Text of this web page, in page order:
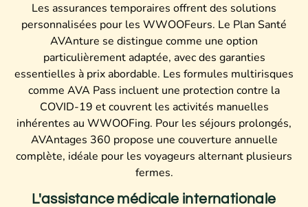
Les assurances temporaires offrent des solutions
personnalisées pour les WWOOFeurs. Le Plan Santé
AVAnture se distingue comme une option
particulièrement adaptée, avec des garanties
essentielles à prix abordable. Les formules multirisques
comme AVA Pass incluent une protection contre la
COVID-19 et couvrent les activités manuelles
inhérentes au WWOOFing. Pour les séjours prolongés,
AVAntages 360 propose une couverture annuelle
complète, idéale pour les voyageurs alternant plusieurs
fermes.
L'assistance médicale internationale